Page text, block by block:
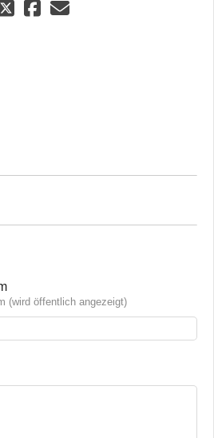
(wird öffentlich angezeigt)